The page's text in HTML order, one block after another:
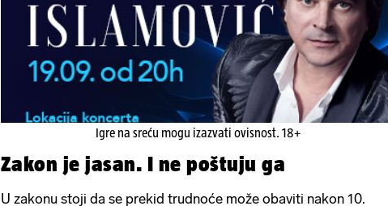
Igre na sreću mogu izazvati ovisnost. 18+
Zakon je jasan. I ne poštuju ga
U zakonu stoji da se prekid trudnoće može obaviti nakon 10.